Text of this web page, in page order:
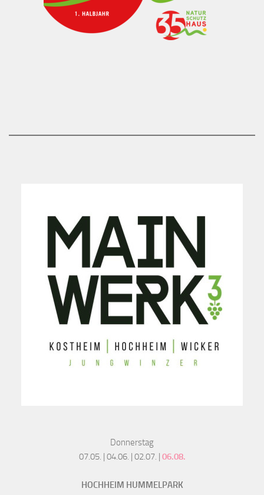
Donnerstag
07.05. | 04.06. | 02.07. | 06.08.
HOCHHEIM HUMMELPARK